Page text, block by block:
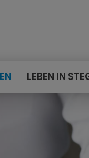
LEBEN IN